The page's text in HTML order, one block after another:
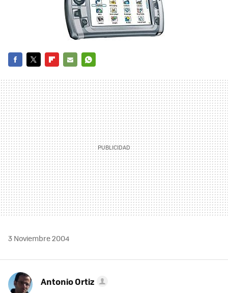
MAIL
3 Noviembre 2004
Antonio Ortiz